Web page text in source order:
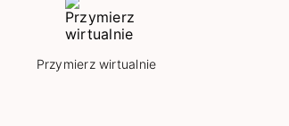
Przymierz wirtualnie